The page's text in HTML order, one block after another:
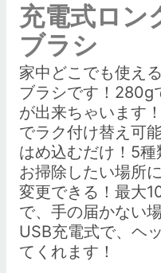
充電式ロン
ブラシ
家中どこでも使え
ブラシです！280g
が出来ちゃいます
でラク付け替え可
はめ込むだけ！5種
お掃除したい場所
変更できる！最大
で、手の届かない
USB充電式で、ヘ
てくれます！